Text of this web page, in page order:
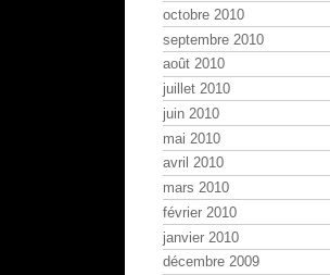
octobre 2010
septembre 2010
août 2010
juillet 2010
juin 2010
mai 2010
avril 2010
mars 2010
février 2010
janvier 2010
décembre 2009